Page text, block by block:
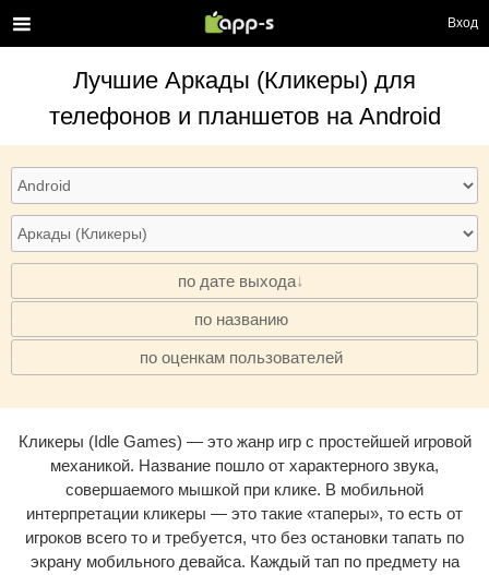
Вход
Лучшие Аркады (Кликеры) для
телефонов и планшетов на Android
по дате выхода
· по названию
· по оценкам пользователей
Кликеры (Idle Games) — это жанр игр с простейшей игровой
механикой. Название пошло от характерного звука,
совершаемого мышкой при клике. В мобильной
интерпретации кликеры — это такие «таперы», то есть от
игроков всего то и требуется, что без остановки тапать по
экрану мобильного девайса. Каждый тап по предмету на